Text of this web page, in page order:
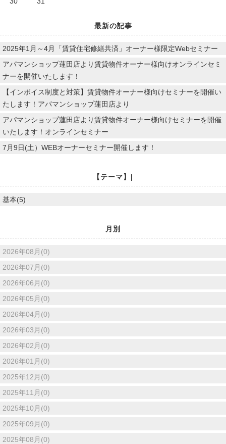
最新の記事
2025年1月～4月「賃貸住宅修繕共済」オーナー様限定Webセミナー
アパマンショップ蓮田店より賃貸物件オーナー様向けオンラインセミ
ナーを開催いたします！
【インボイス制度と対策】賃貸物件オーナー様向けセミナーを開催い
たします！アパマンショップ蓮田店より
アパマンショップ蓮田店より賃貸物件オーナー様向けセミナーを開催
いたします！オンラインセミナー
7月9日(土）WEBオーナーセミナー開催します！
【テーマ】|
基本(5)
月別
2026年08月(0)
2026年07月(0)
2026年06月(0)
2026年05月(0)
2026年04月(0)
2026年03月(0)
2026年02月(0)
2026年01月(0)
2025年12月(0)
2025年11月(0)
2025年10月(0)
2025年09月(0)
2025年08月(0)